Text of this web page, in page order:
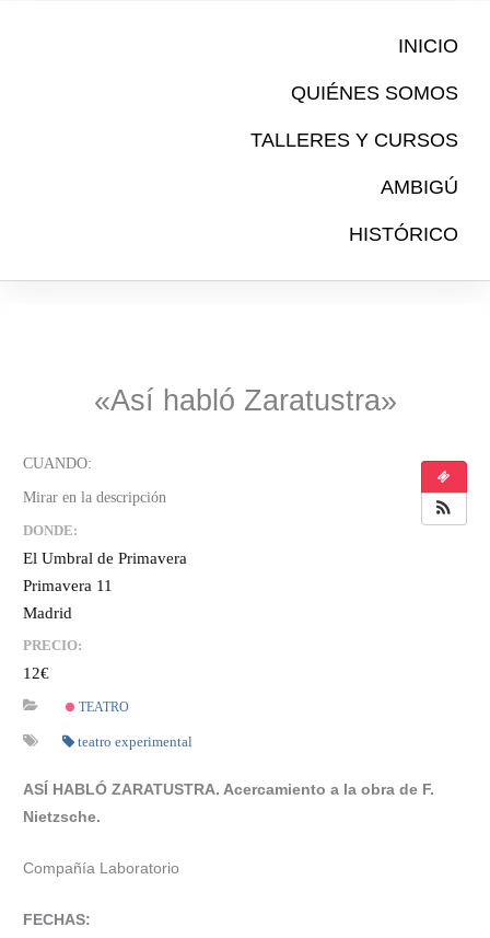
INICIO
QUIÉNES SOMOS
TALLERES Y CURSOS
AMBIGÚ
HISTÓRICO
«Así habló Zaratustra»
DONDE:
El Umbral de Primavera
Primavera 11
Madrid
PRECIO:
12€
TEATRO
teatro experimental
ASÍ HABLÓ ZARATUSTRA. Acercamiento a la obra de F.
Nietzsche.
Compañía Laboratorio
FECHAS: